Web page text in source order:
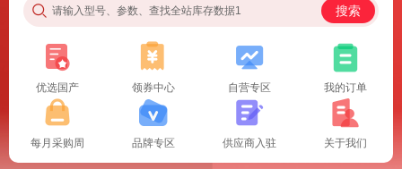
请输入型号、参数、查找全站库存数据1 搜索
优选国产 领券中心 自营专区 我的订单
每月采购周 品牌专区 供应商入驻 关于我们